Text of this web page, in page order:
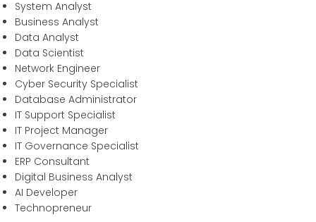
System Analyst
Business Analyst
Data Analyst
Data Scientist
Network Engineer
Cyber Security Specialist
Database Administrator
IT Support Specialist
IT Project Manager
IT Governance Specialist
ERP Consultant
Digital Business Analyst
AI Developer
Technopreneur